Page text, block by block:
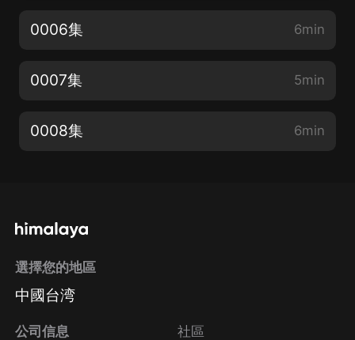
0006集 6min
0007集 5min
0008集 6min
選擇您的地區
中國台湾
公司信息 社區